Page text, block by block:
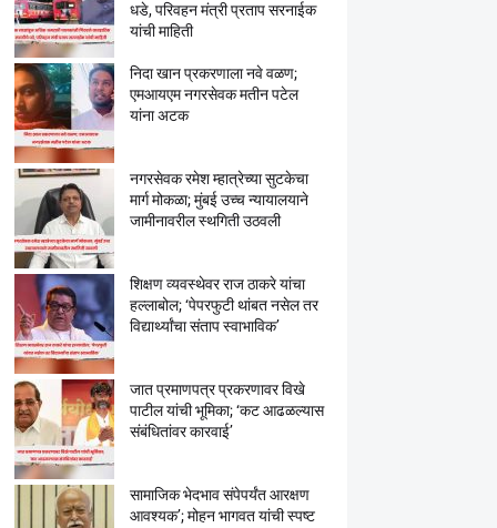
धडे, परिवहन मंत्री प्रताप सरनाईक
यांची माहिती
निदा खान प्रकरणाला नवे वळण;
एमआयएम नगरसेवक मतीन पटेल
यांना अटक
नगरसेवक रमेश म्हात्रेच्या सुटकेचा
मार्ग मोकळा; मुंबई उच्च न्यायालयाने
जामीनावरील स्थगिती उठवली
शिक्षण व्यवस्थेवर राज ठाकरे यांचा
हल्लाबोल; ‘पेपरफुटी थांबत नसेल तर
विद्यार्थ्यांचा संताप स्वाभाविक’
जात प्रमाणपत्र प्रकरणावर विखे
पाटील यांची भूमिका; ‘कट आढळल्यास
संबंधितांवर कारवाई’
सामाजिक भेदभाव संपेपर्यंत आरक्षण
आवश्यक’; मोहन भागवत यांची स्पष्ट